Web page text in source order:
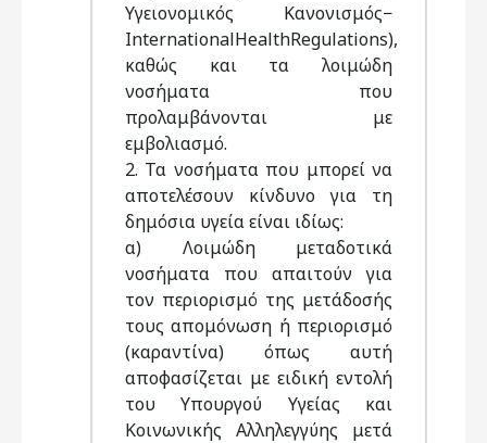
Υγειονομικός Κανονισμός−
InternationalHealthRegulations),
καθώς και τα λοιμώδη
νοσήματα που
προλαμβάνονται με
εμβολιασμό.
2. Τα νοσήματα που μπορεί να
αποτελέσουν κίνδυνο για τη
δημόσια υγεία είναι ιδίως:
α) Λοιμώδη μεταδοτικά
νοσήματα που απαιτούν για
τον περιορισμό της μετάδοσής
τους απομόνωση ή περιορισμό
(καραντίνα) όπως αυτή
αποφασίζεται με ειδική εντολή
του Υπουργού Υγείας και
Κοινωνικής Αλληλεγγύης μετά